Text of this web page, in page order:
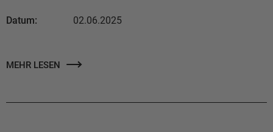
Datum: 02.06.2025
MEHR LESEN